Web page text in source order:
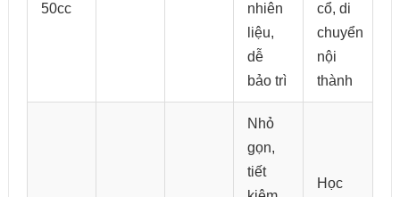
50cc
nhiên
liệu,
dễ
bảo trì
cổ, di
chuyển
nội
thành
Nhỏ
gọn,
tiết
Học